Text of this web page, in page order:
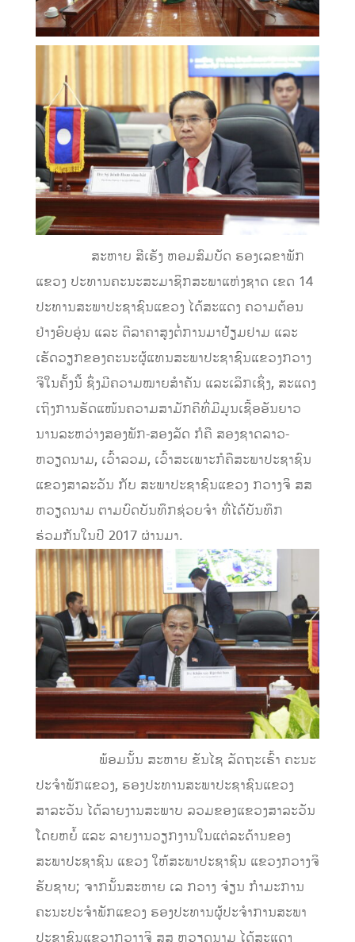
ສະຫາຍ ສີເຮັງ ຫອມສົມບັດ ຮອງເລຂາພັກ
ແຂວງ ປະທານຄະນະສະມາຊິກສະພາແຫ່ງຊາດ ເຂດ 14
ປະທານສະພາປະຊາຊົນແຂວງ ໄດ້ສະແດງ ຄວາມຕ້ອນ
ຢ່າງອົບອຸ່ນ ແລະ ຕີລາຄາສູງຕໍ່ການມາຢ້ຽມຢາມ ແລະ
ເຮັດວຽກຂອງຄະນະຜູ້ແທນສະພາປະຊາຊົນແຂວງກວາງ
ຈິໃນຄັ້ງນີ້ ຊຶ່ງມີຄວາມໝາຍສໍາຄັນ ແລະເລິກເຊິ່ງ, ສະແດງ
ເຖິງການຮັດແໜ້ນຄວາມສາມັກຄີທີ່ມີມູນເຊື້ອອັນຍາວ
ນານລະຫວ່າງສອງພັກ-ສອງລັດ ກໍຄື ສອງຊາດລາວ-
ຫວຽດນາມ, ເວົ້າລວມ, ເວົ້າສະເພາະກໍຄືສະພາປະຊາຊົນ
ແຂວງສາລະວັນ ກັບ ສະພາປະຊາຊົນແຂວງ ກວາງຈິ ສສ
ຫວຽດນາມ ຕາມບົດບັນທຶກຊ່ວຍຈໍາ ທີ່ໄດ້ບັນທຶກ
ຮ່ວມກັນໃນປີ 2017 ຜ່ານມາ.
ພ້ອມນັ້ນ ສະຫາຍ ຂັນໄຊ ລັດຖະເຮົ້າ ຄະນະ
ປະຈໍາພັກແຂວງ, ຮອງປະທານສະພາປະຊາຊົນແຂວງ
ສາລະວັນ ໄດ້ລາຍງານສະພາບ ລວມຂອງແຂວງສາລະວັນ
ໂດຍຫຍໍ້ ແລະ ລາຍງານວຽກງານໃນແຕ່ລະດ້ານຂອງ
ສະພາປະຊາຊົນ ແຂວງ ໃຫ້ສະພາປະຊາຊົນ ແຂວງກວາງຈິ
ຮັບຊາບ; ຈາກນັ້ນສະຫາຍ ເລ ກວາງ ຈ໋ຽນ ກໍາມະການ
ຄະນະປະຈໍາພັກແຂວງ ຮອງປະທານຜູ້ປະຈໍາການສະພາ
ປະຊາຊົນແຂວງກວາງຈິ ສສ ຫວຽດນາມ ໄດ້ສະແດງ